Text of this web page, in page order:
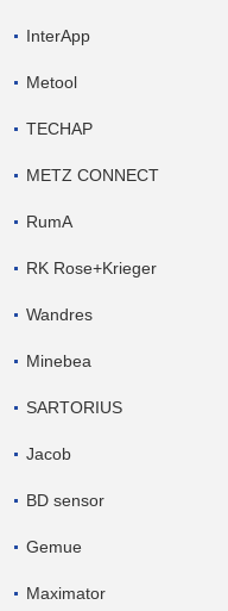
InterApp
Metool
TECHAP
METZ CONNECT
RumA
RK Rose+Krieger
Wandres
Minebea
SARTORIUS
Jacob
BD sensor
Gemue
Maximator